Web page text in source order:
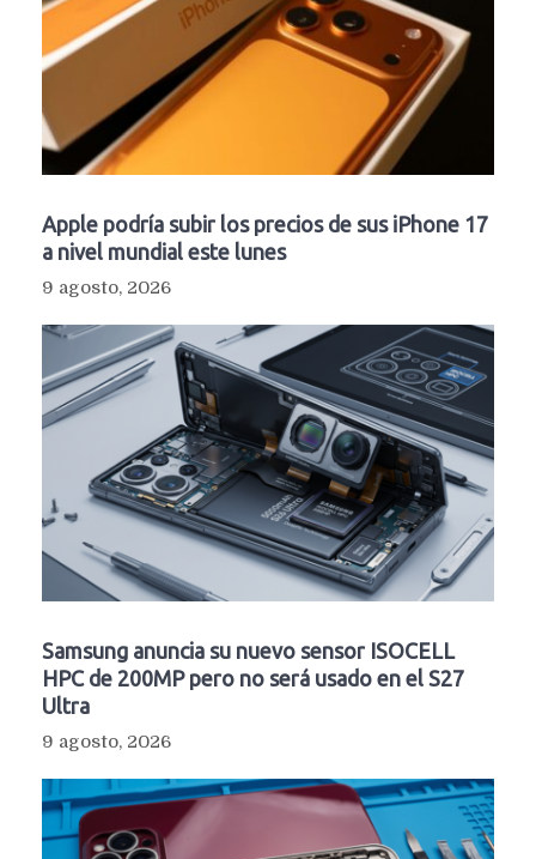
Apple podría subir los precios de sus iPhone 17
a nivel mundial este lunes
9 agosto, 2026
Samsung anuncia su nuevo sensor ISOCELL
HPC de 200MP pero no será usado en el S27
Ultra
9 agosto, 2026